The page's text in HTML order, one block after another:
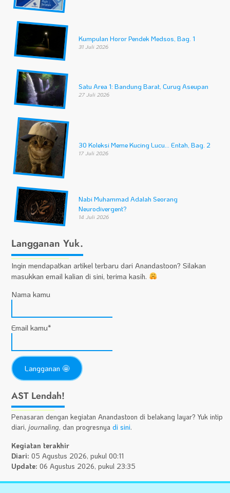
Kumpulan Horor Pendek Medsos, Bag. 1
31 Juli 2026
Satu Area 1: Bandung Barat, Curug Aseupan
27 Juli 2026
30 Koleksi Meme Kucing Lucu… Entah, Bag. 2
17 Juli 2026
Nabi Muhammad Adalah Seorang
Neurodivergent?
14 Juli 2026
Langganan Yuk.
Ingin mendapatkan artikel terbaru dari Anandastoon? Silakan
masukkan email kalian di sini, terima kasih.
Nama kamu
Email kamu*
AST Lendah!
Penasaran dengan kegiatan Anandastoon di belakang layar? Yuk intip
diari, journaling, dan progresnyadi sini.
Kegiatan terakhir
Diari:05 Agustus 2026, pukul 00:11
Update:06 Agustus 2026, pukul 23:35
Statistik